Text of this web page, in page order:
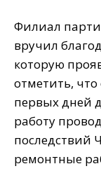
Филиал
вручил
которую
отметить,
первых дней
работу
последствий
ремонтные